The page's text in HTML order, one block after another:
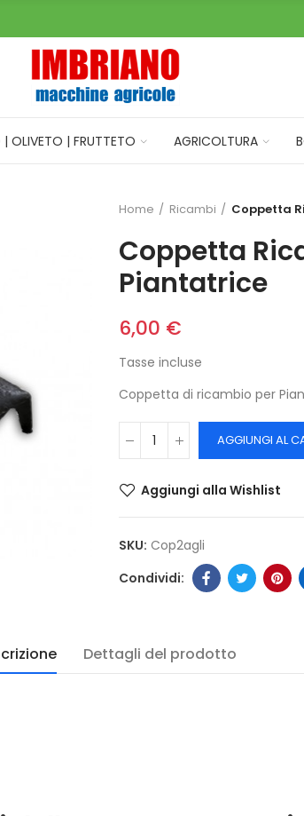
| OLIVETO | FRUTTETO AGRICOLTURA
Home Ricambi Coppetta
Coppetta
Piantatrice
6,00 €
Tasse incluse
Coppetta di ricambio per
AGGIUNGI AL
Aggiungi alla Wishlist
SKU: Cop2agli
Dettagli del prodotto